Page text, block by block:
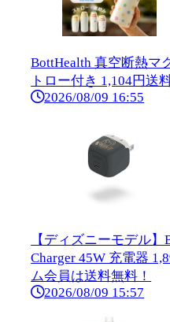
BottHealth 真空断熱マ
トロー付き 1,104円送
2026/08/09 16:55
【ディズニーモデル】
Charger 45W 充電器
ム会員は送料無料！
2026/08/09 15:57